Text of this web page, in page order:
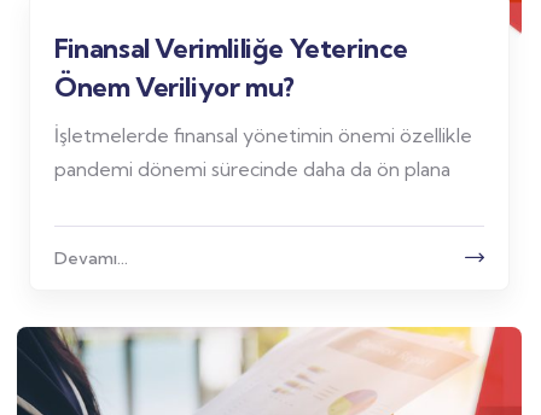
Finansal Verimliliğe Yeterince
Önem Veriliyor mu?
İşletmelerde finansal yönetimin önemi özellikle
pandemi dönemi sürecinde daha da ön plana
Devamı...